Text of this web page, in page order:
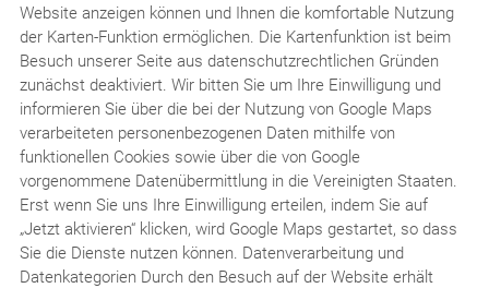
Website anzeigen können und Ihnen die komfortable Nutzung
der Karten-Funktion ermöglichen. Die Kartenfunktion ist beim
Besuch unserer Seite aus datenschutzrechtlichen Gründen
zunächst deaktiviert. Wir bitten Sie um Ihre Einwilligung und
informieren Sie über die bei der Nutzung von Google Maps
verarbeiteten personenbezogenen Daten mithilfe von
funktionellen Cookies sowie über die von Google
vorgenommene Datenübermittlung in die Vereinigten Staaten.
Erst wenn Sie uns Ihre Einwilligung erteilen, indem Sie auf
„Jetzt aktivieren“ klicken, wird Google Maps gestartet, so dass
Sie die Dienste nutzen können. Datenverarbeitung und
Datenkategorien Durch den Besuch auf der Website erhält